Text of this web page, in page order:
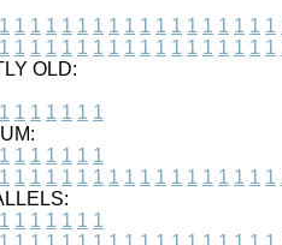
1 1 1 1 1 1 1 1 1 1 1 1 1 1 1 1 1 1
1 1 1 1 1 1 1 1 1 1 1 1 1 1 1 1 1 1
OLD:
1 1 1 1 1 1 1
1 1 1 1 1 1 1
1 1 1 1 1 1 1 1 1 1 1 1 1 1 1 1 1 1
1 1 1 1 1 1 1